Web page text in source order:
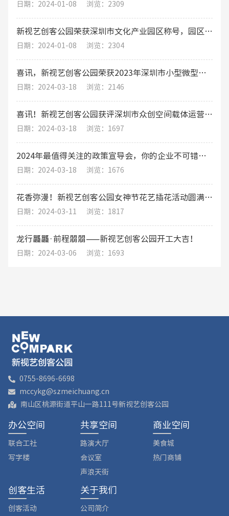
日期：2024-01-08 浏览：2309
新视艺创客公园荣获深圳市文化产业园区称号，园区运营将迎来新机遇！
日期：2024-01-08 浏览：2304
喜讯，新视艺创客公园荣获2023年深圳市小型微型企业创业创新示范基地
日期：2024-03-18 浏览：2146
喜讯！新视艺创客公园获评深圳市众创空间载体运营评价A级（优秀）
日期：2024-03-18 浏览：1697
2024年最值得关注的政策宣导会，你的企业不可错过的发展机遇
日期：2024-03-18 浏览：1676
花香弥漫！新视艺创客公园女神节花艺插花活动圆满结束
日期：2024-03-11 浏览：1817
龙行龘龘·前程朤朤——新视艺创客公园开工大吉！
日期：2024-03-06 浏览：1693
0755-8696-6698
mccykg@szmeichuang.cn
南山区桃源街道平山一路111号新视艺创客公园
办公空间
联合工社
写字楼
共享空间
路演大厅
会议室
声浪天街
商业空间
美食城
热门商铺
创客生活
创客活动
关于我们
公司简介